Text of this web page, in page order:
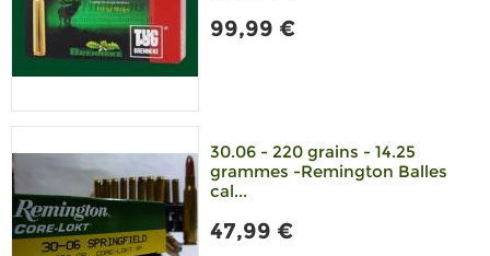
99,99 €
30.06 - 220 grains - 14.25
grammes -Remington Balles
cal...
47,99 €